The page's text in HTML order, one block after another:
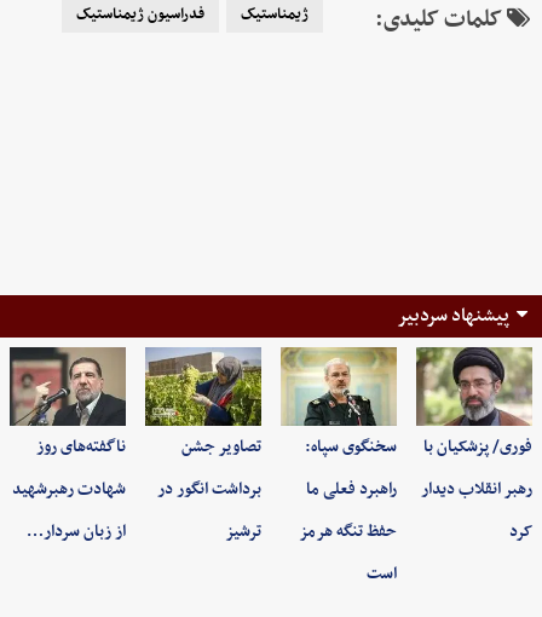
کلمات کلیدی: ژیمناستیک فدراسیون ژیمناستیک
پیشنهاد سردبیر
فوری/ پزشکیان با
رهبر انقلاب دیدار
کرد
سخنگوی سپاه:
راهبرد فعلی ما
حفظ تنگه هرمز
است
تصاویر جشن
برداشت انگور در
ترشیز
ناگفته‌های روز
شهادت رهبرشهید
از زبان سردار…